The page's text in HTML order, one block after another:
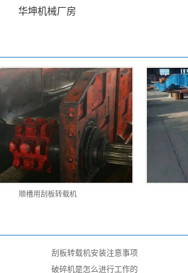
华坤机械厂房
顺槽用刮板转载机
刮板转载机安装注意事项
破碎机是怎么进行工作的